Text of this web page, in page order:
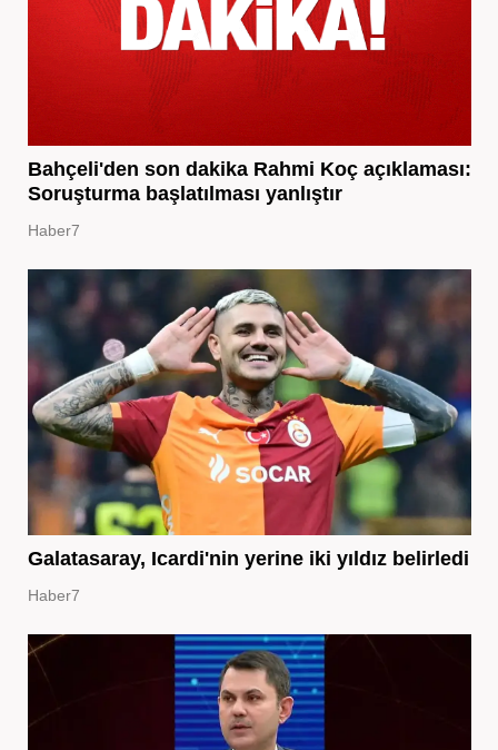
Bahçeli'den son dakika Rahmi Koç açıklaması:
Soruşturma başlatılması yanlıştır
Haber7
Galatasaray, Icardi'nin yerine iki yıldız belirledi
Haber7